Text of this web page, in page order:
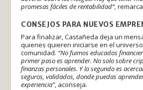
promesas fáciles de rentabilidad”,
CONSEJOS PARA NUEVOS
Para finalizar, Castañeda deja un
quienes quieren iniciarse en el
comunidad. “No fuimos educados
primer paso es aprender. No solo sobre
finanzas personales. Y lo segundo es
seguros, validados, donde puedas
experiencia”, aconseja.